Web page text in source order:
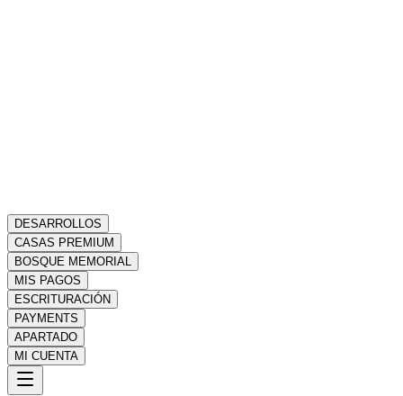
DESARROLLOS
CASAS PREMIUM
BOSQUE MEMORIAL
MIS PAGOS
ESCRITURACIÓN
PAYMENTS
APARTADO
MI CUENTA